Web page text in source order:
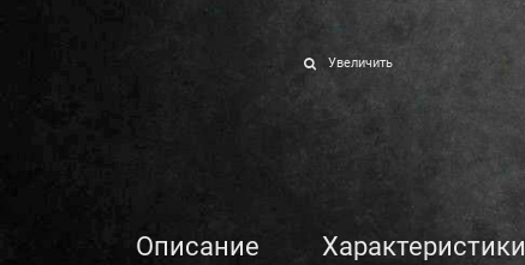
Увеличить
Описание Характеристики